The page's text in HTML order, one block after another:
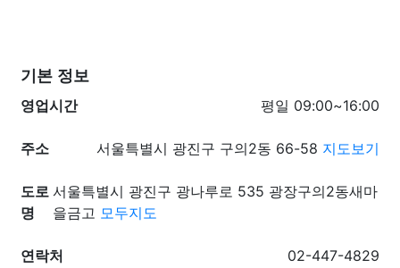
기본 정보
영업시간
평일 09:00~16:00
주소 서울특별시 광진구 구의2동 66-58 지도보기
도로
명
서울특별시 광진구 광나루로 535 광장구의2동새마
을금고 모두지도
연락처 02-447-4829